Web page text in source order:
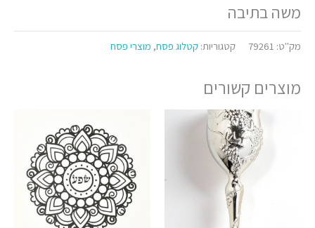
משה בתיבה
מק"ט: 79261 קטגוריות: קטלוג פסח, מוצרי פסח
מוצרים קשורים